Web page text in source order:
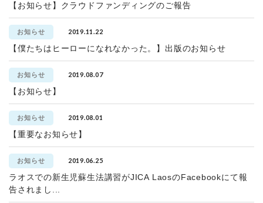
【お知らせ】クラウドファンディングのご報告
お知らせ 2019.11.22
【僕たちはヒーローになれなかった。】出版のお知らせ
お知らせ 2019.08.07
【お知らせ】
お知らせ 2019.08.01
【重要なお知らせ】
お知らせ 2019.06.25
ラオスでの新生児蘇生法講習がJICA LaosのFacebookにて報
告されまし...